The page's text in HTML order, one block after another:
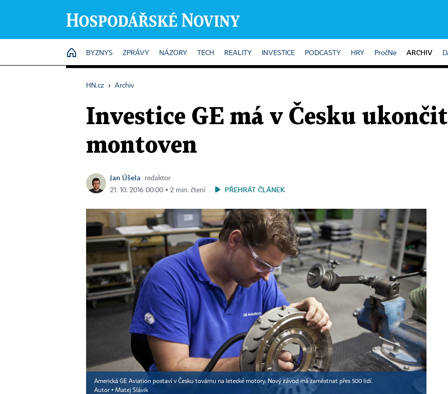
HOME
BYZNYS ZPRÁVY NÁZORY TECH REALITY INVESTICE PODCASTY HRY PročNe ARCHIV
HN.cz › Archiv
Investice GE má v Česku
montoven
Jan Úšela
redaktor
21. 10. 2016 00:00 ▪ 2 min. čtení
PŘEHRÁT ČLÁNEK
Americká GE Aviation postaví v Česku továrnu na letecké motory. Nový závod má zaměstnat přes 500 lidí.
Autor ▪ Matej Slávik